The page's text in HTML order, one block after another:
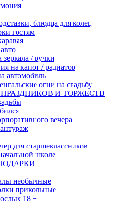
блюдца для колец
гостям
зеркала / ручки
на капот / радиатор
автомобиль
огни на свадьбу
И ТОРЖЕСТВ
вечера
для старшеклассников
школе
необычные
прикольные
18 +